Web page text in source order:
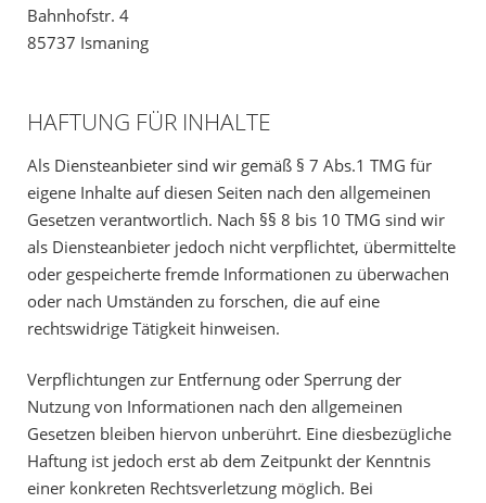
Bahnhofstr. 4
85737 Ismaning
HAFTUNG FÜR INHALTE
Als Diensteanbieter sind wir gemäß § 7 Abs.1 TMG für
eigene Inhalte auf diesen Seiten nach den allgemeinen
Gesetzen verantwortlich. Nach §§ 8 bis 10 TMG sind wir
als Diensteanbieter jedoch nicht verpflichtet, übermittelte
oder gespeicherte fremde Informationen zu überwachen
oder nach Umständen zu forschen, die auf eine
rechtswidrige Tätigkeit hinweisen.
Verpflichtungen zur Entfernung oder Sperrung der
Nutzung von Informationen nach den allgemeinen
Gesetzen bleiben hiervon unberührt. Eine diesbezügliche
Haftung ist jedoch erst ab dem Zeitpunkt der Kenntnis
einer konkreten Rechtsverletzung möglich. Bei